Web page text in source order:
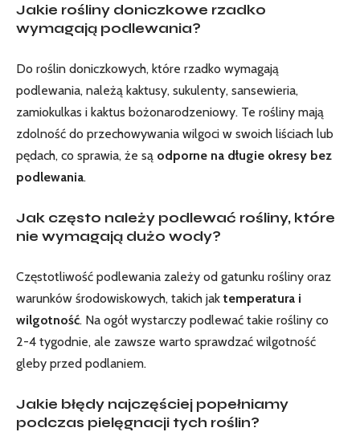
Jakie rośliny doniczkowe rzadko
wymagają podlewania?
Do ‌roślin ⁢doniczkowych, które rzadko ⁤wymagają
podlewania, należą kaktusy, sukulenty, sansewieria,
zamiokulkas i kaktus bożonarodzeniowy. Te rośliny mają
zdolność do przechowywania⁢ wilgoci w swoich liściach lub
pędach,⁣ co sprawia, ‍że są​ odporne na długie ‌okresy bez
podlewania.
Jak często⁢ należy podlewać rośliny, które
nie wymagają dużo wody?
Częstotliwość ⁢podlewania⁤ zależy od gatunku rośliny oraz
warunków ⁤środowiskowych, takich ​jak temperatura i
wilgotność. Na ogół wystarczy podlewać⁤ takie rośliny co
2-4⁢ tygodnie, ale zawsze warto sprawdzać wilgotność‍
gleby przed podlaniem.
Jakie błędy ⁤najczęściej popełniamy
podczas ⁤pielęgnacji​ tych ⁢roślin?